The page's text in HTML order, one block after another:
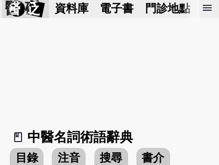
醫 砭 資料庫 電子書 門診地點 預
menu
book_2
中醫名詞術語辭典
目錄 注音 搜尋
書介